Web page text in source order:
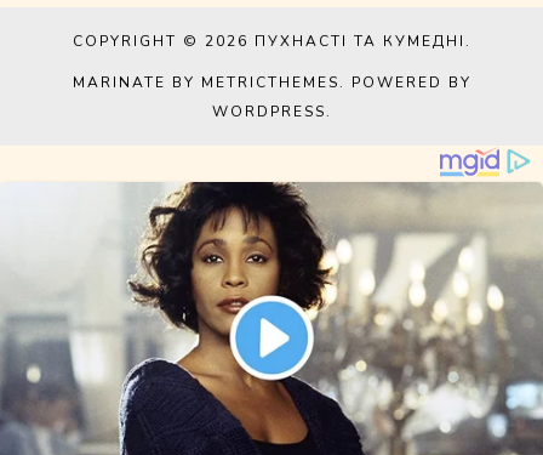
COPYRIGHT © 2026 ПУХНАСТІ ТА КУМЕДНІ.
MARINATE BY METRICTHEMES. POWERED BY
WORDPRESS.